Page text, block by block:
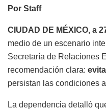
Por Staff
CIUDAD DE MÉXICO, a
medio de un escenario
Secretaría de Relaciones
recomendación clara:
persistan las condiciones
La dependencia detalló